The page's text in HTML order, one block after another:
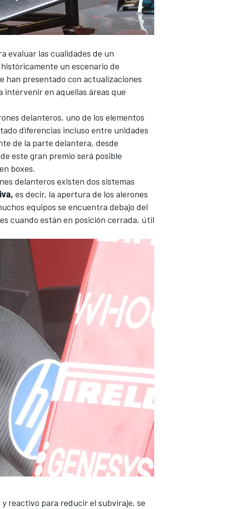
evaluar las cualidades de un
un escenario de
han presentado con actualizaciones
en aquellas áreas que
delanteros, uno de los elementos
diferencias incluso entre unidades
de la parte delantera, desde
este gran premio será posible
boxes.
delanteros existen dos sistemas
es decir, la apertura de los alerones
equipos se encuentra debajo del
cuando están en posición cerrada, útil
reactivo para reducir el subviraje, se